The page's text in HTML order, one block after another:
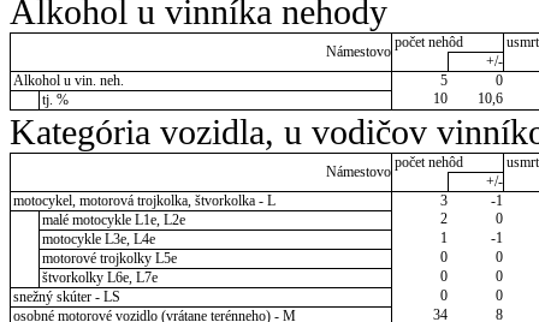
Alkohol u vinníka nehody
Námestovo
počet nehôd
+/-
Alkohol u vin. neh.
5
0
tj. %
10 10,6
Kategória vozidla, u vodičov
Námestovo
počet nehôd
+/-
motocykel, motorová trojkolka, štvorkolka - L
3
-1
malé motocykle L1e, L2e
2
0
motocykle L3e, L4e
1
-1
motorové trojkolky L5e
0
0
štvorkolky L6e, L7e
0
0
snežný skúter - LS
0
0
osobné motorové vozidlo (vrátane terénneho) - M
34
8